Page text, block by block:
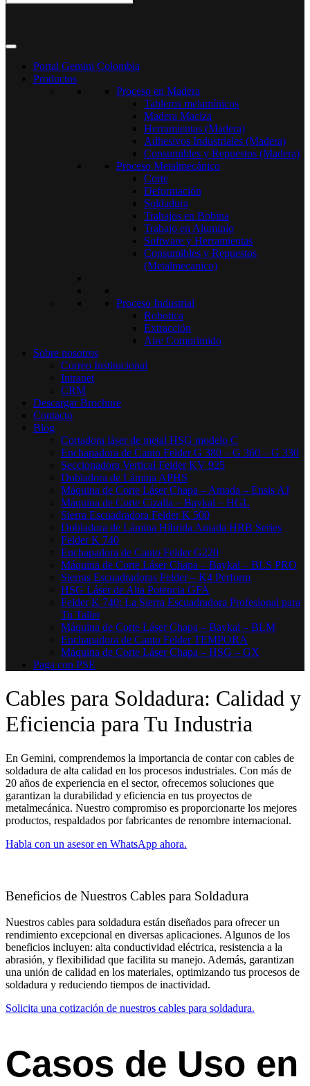
Portal Gemini Colombia
Productos
Proceso en Madera
Tableros melamínicos
Madera Maciza
Herramientas (Madera)
Adhesivos Industriales (Madera)
Consumibles y Repuestos (Madera)
Proceso Metalmecánico
Corte
Deformación
Soldadura
Trabajos en Bobina
Trabajo en Aluminio
Software y Herramientas
Consumibles y Repuestos
(Metalmecanico)
Proceso Industrial
Robotica
Extracción
Aire Comprimido
Sobre nosotros
Correo Institucional
Intranet
CRM
Descargar Brochure
Contacto
Blog
Cortadora láser de metal HSG modelo C​
Enchapadora de Canto Felder G 380 – G 360 – G 330
Seccionadora Vertical Felder KV 925
Dobladora de Lámina APHS
Máquina de Corte Láser Chapa – Amada – Ensis AJ
Máquina de Corte Cizalla – Baykal – HGL
Sierra Escuadradora Felder K 500
Dobladora de Lámina Híbrida Amada HRB Series
Felder K 740
Enchapadora de Canto Felder G220
Máquina de Corte Láser Chapa – Baykal – BLS PRO
Sierras Escuadradoras Felder – K4 Perform
HSG Láser de Alta Potencia GFA
Felder K 740: La Sierra Escuadradora Profesional para
Tu Taller
Máquina de Corte Láser Chapa – Baykal – BLM
Enchapadora de Canto Felder TEMPORA
Máquina de Corte Láser Chapa – HSG – GX
Paga con PSE
Cables para Soldadura: Calidad y
Eficiencia para Tu Industria
En Gemini, comprendemos la importancia de contar con cables de
soldadura de alta calidad en los procesos industriales. Con más de
20 años de experiencia en el sector, ofrecemos soluciones que
garantizan la durabilidad y eficiencia en tus proyectos de
metalmecánica. Nuestro compromiso es proporcionarte los mejores
productos, respaldados por fabricantes de renombre internacional.
Habla con un asesor en WhatsApp ahora.
Beneficios de Nuestros Cables para Soldadura
Nuestros cables para soldadura están diseñados para ofrecer un
rendimiento excepcional en diversas aplicaciones. Algunos de los
beneficios incluyen: alta conductividad eléctrica, resistencia a la
abrasión, y flexibilidad que facilita su manejo. Además, garantizan
una unión de calidad en los materiales, optimizando tus procesos de
soldadura y reduciendo tiempos de inactividad.
Solicita una cotización de nuestros cables para soldadura.
Casos de Uso en